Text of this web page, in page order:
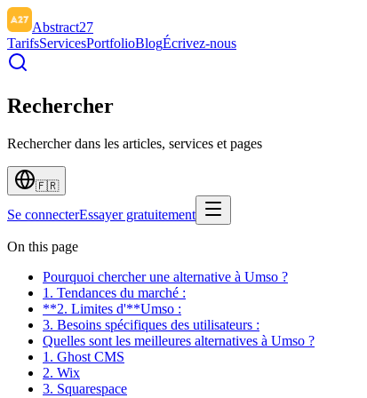
Abstract27
TarifsServicesPortfolioBlogÉcrivez-nous
Rechercher
Rechercher dans les articles, services et pages
🇫🇷
Se connecterEssayer gratuitement
On this page
Pourquoi chercher une alternative à Umso ?
1. Tendances du marché :
**2. Limites d'**Umso :
3. Besoins spécifiques des utilisateurs :
Quelles sont les meilleures alternatives à Umso ?
1. Ghost CMS
2. Wix
3. Squarespace